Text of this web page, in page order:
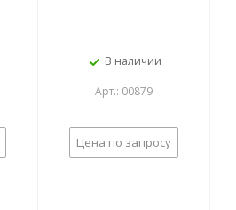
В наличии
Арт.: 00879
Цена по запросу